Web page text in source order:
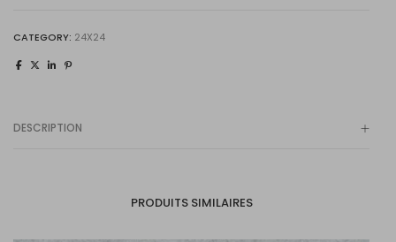
quantity
CATEGORY: 24X24
DESCRIPTION
PRODUITS SIMILAIRES